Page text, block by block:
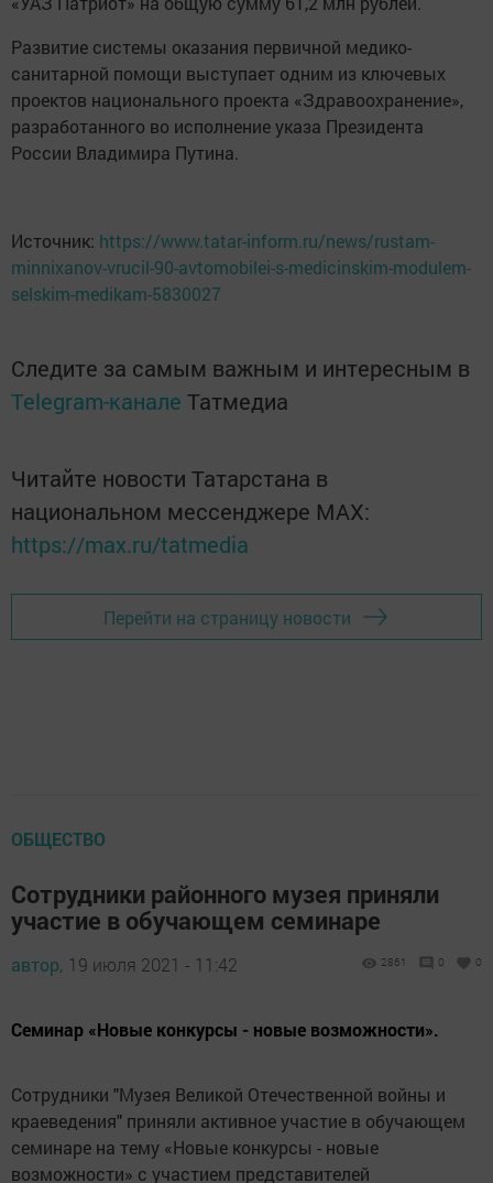
Развитие системы оказания первичной медико-
санитарной помощи выступает одним из ключевых
проектов национального проекта «Здравоохранение»,
разработанного во исполнение указа Президента
России Владимира Путина.
Источник: https://www.tatar-inform.ru/news/rustam-
minnixanov-vrucil-90-avtomobilei-s-medicinskim-modulem-
selskim-medikam-5830027
Следите за самым важным и интересным в
Telegram-канале Татмедиа
Читайте новости Татарстана в
национальном мессенджере MАХ:
https://max.ru/tatmedia
Перейти на страницу новости
ОБЩЕСТВО
Сотрудники районного музея приняли
участие в обучающем семинаре
автор, 19 июля 2021 - 11:42 2861 0 0
Семинар «Новые конкурсы - новые возможности».
Сотрудники "Музея Великой Отечественной войны и
краеведения" приняли активное участие в обучающем
семинаре на тему «Новые конкурсы - новые
возможности» с участием представителей